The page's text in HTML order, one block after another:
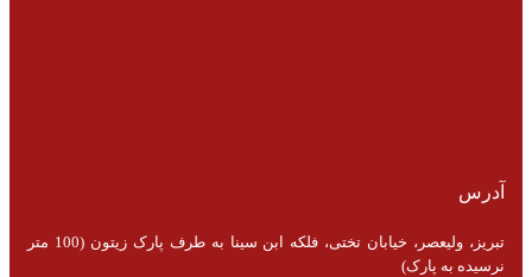
آدرس
تبریز، ولیعصر، خیابان تختی، فلکه ابن سینا به طرف پارک زیتون (100 متر
نرسیده به پارک)